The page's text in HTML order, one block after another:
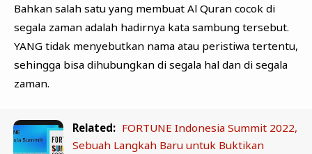
Bahkan salah satu yang membuat Al Quran cocok di
segala zaman adalah hadirnya kata sambung tersebut.
YANG tidak menyebutkan nama atau peristiwa tertentu,
sehingga bisa dihubungkan di segala hal dan di segala
zaman.
Related: FORTUNE Indonesia Summit 2022,
Sebuah Langkah Baru untuk Buktikan